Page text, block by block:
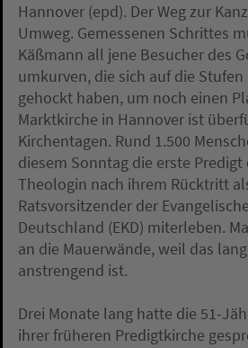
Hannover (epd). Der Weg zur
Umweg. Gemessenen Schrittes
Käßmann all jene Besucher des
umkurven, die sich auf die
gehockt haben, um noch einen
Marktkirche in Hannover ist
Kirchentagen. Rund 1.500
diesem Sonntag die erste
Theologin nach ihrem Rücktritt
Ratsvorsitzender der
Deutschland (EKD) miterleben.
an die Mauerwände, weil das
anstrengend ist.
Drei Monate lang hatte die 51-
ihrer früheren Predigtkirche